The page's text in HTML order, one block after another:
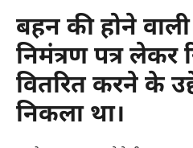
बहन की होने
निमंत्रण पत्र लेकर
वितरित करने के
निकला था।